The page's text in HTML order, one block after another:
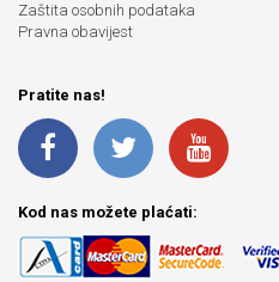
Zaštita osobnih podataka
Pravna obavijest
Pratite nas!
Kod nas možete plaćati: